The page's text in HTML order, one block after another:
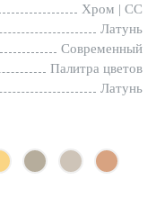
Хром | CC
Латунь
Современный
Палитра цветов
Латунь